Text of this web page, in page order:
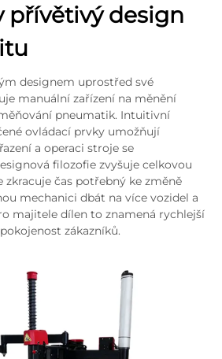
přívětivý design
designem uprostřed své
manuální zařízení na měnění
pneumatik. Intuitivní
ovládací prvky umožňují
a operaci stroje se
filozofie zvyšuje celkovou
čas potřebný ke změně
mechanici dbát na více vozidel a
majitele dílen to znamená rychlejší
zákazníků.